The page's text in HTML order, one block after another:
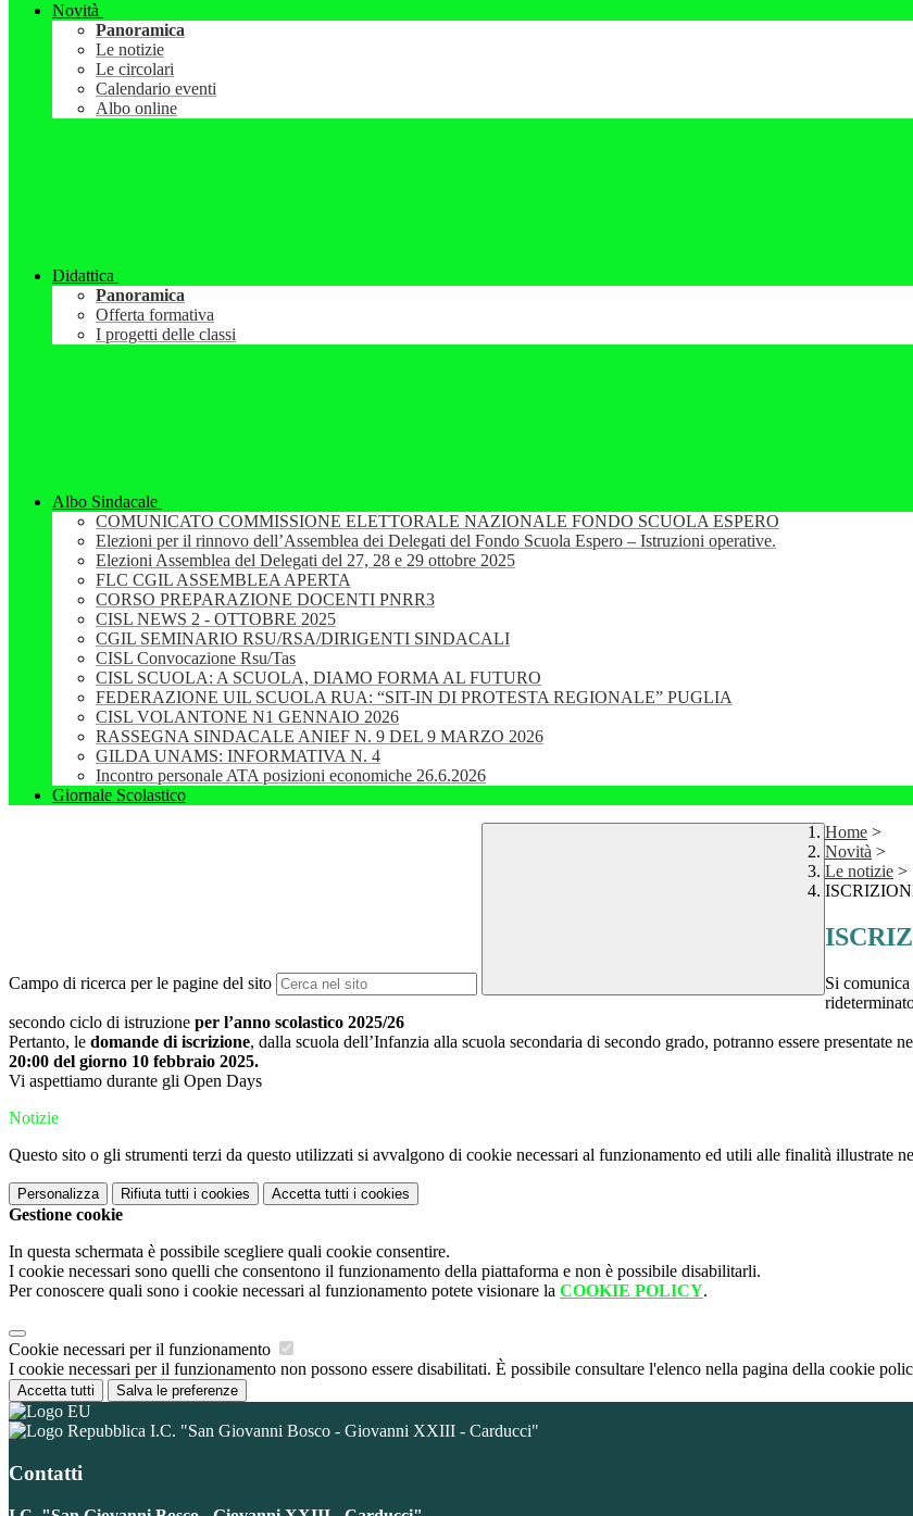
Novità
Panoramica
Le notizie
Le circolari
Calendario eventi
Albo online
Didattica
Panoramica
Offerta formativa
I progetti delle classi
Albo Sindacale
COMUNICATO COMMISSIONE ELETTORALE NAZIONALE FONDO SCUOLA ESPERO
Elezioni per il rinnovo dell’Assemblea dei Delegati del Fondo Scuola Espero – Istruzioni operative.
Elezioni Assemblea del Delegati del 27, 28 e 29 ottobre 2025
FLC CGIL ASSEMBLEA APERTA
CORSO PREPARAZIONE DOCENTI PNRR3
CISL NEWS 2 - OTTOBRE 2025
CGIL SEMINARIO RSU/RSA/DIRIGENTI SINDACALI
CISL Convocazione Rsu/Tas
CISL SCUOLA: A SCUOLA, DIAMO FORMA AL FUTURO
FEDERAZIONE UIL SCUOLA RUA: “SIT-IN DI PROTESTA REGIONALE” PUGLIA
CISL VOLANTONE N1 GENNAIO 2026
RASSEGNA SINDACALE ANIEF N. 9 DEL 9 MARZO 2026
GILDA UNAMS: INFORMATIVA N. 4
Incontro personale ATA posizioni economiche 26.6.2026
Giornale Scolastico
Campo di ricerca per le pagine del sito
Home >
Novità >
Le notizie >
Si
secondo ciclo di istruzione per l’anno scolastico 2025/26
Pertanto, le domande di iscrizione, dalla scuola dell’Infanzia alla scuola secondaria di secondo grado, potranno essere presentate
20:00 del giorno 10 febbraio 2025.
Vi aspettiamo durante gli Open Days
Notizie
Questo sito o gli strumenti terzi da questo utilizzati si avvalgono di cookie necessari al funzionamento ed utili alle finalità illustrate
Personalizza Rifiuta tutti i cookies Accetta tutti i cookies
Gestione cookie
In questa schermata è possibile scegliere quali cookie consentire.
I cookie necessari sono quelli che consentono il funzionamento della piattaforma e non è possibile disabilitarli.
Per conoscere quali sono i cookie necessari al funzionamento potete visionare la COOKIE POLICY.
Cookie necessari per il funzionamento
I cookie necessari per il funzionamento non possono essere disabilitati. È possibile consultare l'elenco nella pagina della cookie
Accetta tutti Salva le preferenze
I.C. "San Giovanni Bosco - Giovanni XXIII - Carducci"
Contatti